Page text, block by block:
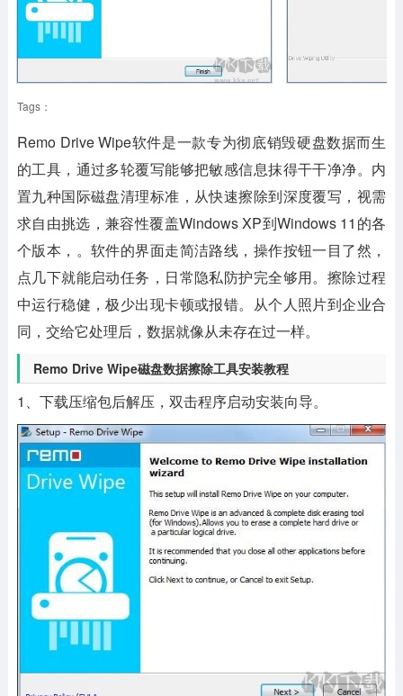
Tags：
Remo Drive Wipe软件是一款专为彻底销毁硬盘数据而生
的工具，通过多轮覆写能够把敏感信息抹得干干净净。内
置九种国际磁盘清理标准，从快速擦除到深度覆写，视需
求自由挑选，兼容性覆盖Windows XP到Windows 11的各
个版本，。软件的界面走简洁路线，操作按钮一目了然，
点几下就能启动任务，日常隐私防护完全够用。擦除过程
中运行稳健，极少出现卡顿或报错。从个人照片到企业合
同，交给它处理后，数据就像从未存在过一样。
Remo Drive Wipe磁盘数据擦除工具安装教程
1、下载压缩包后解压，双击程序启动安装向导。